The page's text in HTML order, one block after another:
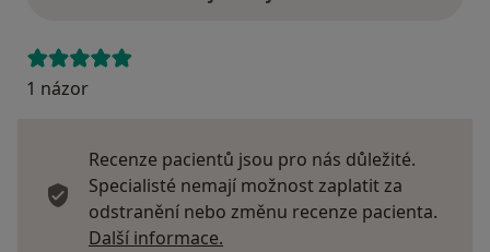
1 názor
Recenze pacientů jsou pro nás důležité.
Specialisté nemají možnost zaplatit za
odstranění nebo změnu recenze pacienta.
Další informace.